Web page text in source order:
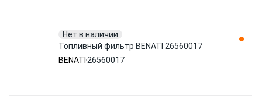
Нет в наличии
Топливный фильтр BENATI 26560017
BENATI 26560017